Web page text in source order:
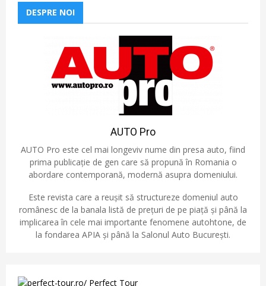
DESPRE NOI
AUTO Pro
AUTO Pro este cel mai longeviv nume din presa auto, fiind
prima publicație de gen care să propună în Romania o
abordare contemporană, modernă asupra domeniului.
Este revista care a reușit să structureze domeniul auto
românesc de la banala listă de prețuri de pe piață și până la
implicarea în cele mai importante fenomene autohtone, de
la fondarea APIA și până la Salonul Auto București.